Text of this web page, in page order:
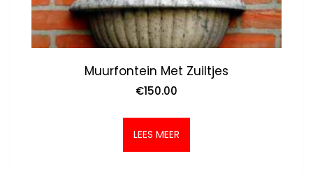
Muurfontein Met Zuiltjes
€150.00
LEES MEER